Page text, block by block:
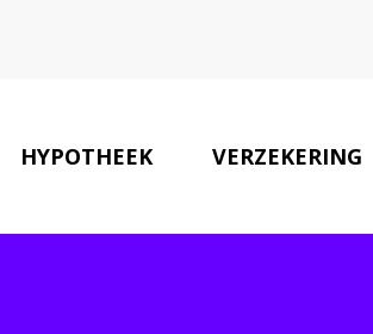
HYPOTHEEK VERZEKERING